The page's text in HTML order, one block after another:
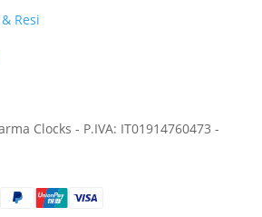
Resi
Clocks - P.IVA: IT01914760473 -